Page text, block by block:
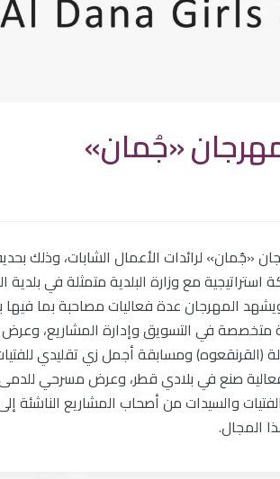
«جُمان»
- 20 مارس الجاري مهرجان «جُمان» لرائدات الأعمال الشابات،
استراتيجية مع وزارة البلدية متمثلة في
المهرجان عدة فعاليات مصاحبة بما فيها
متخصصة في التسويق وإدارة المشاريع،
(القرنقعوه) ومسابقة أجمل زي تقليدي
صنع في بلادي قطر، وعرض مسرحي
والسيدات من أصحاب المشاريع الناشئة
المجال.